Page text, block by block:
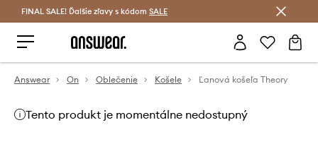
Šetrite s Answear Club >
FINAL SALE! Ďalšie zľavy s kódom SALE
Answear On Oblečenie Košele Ľanová košeľa Theory
Tento produkt je momentálne nedostupný